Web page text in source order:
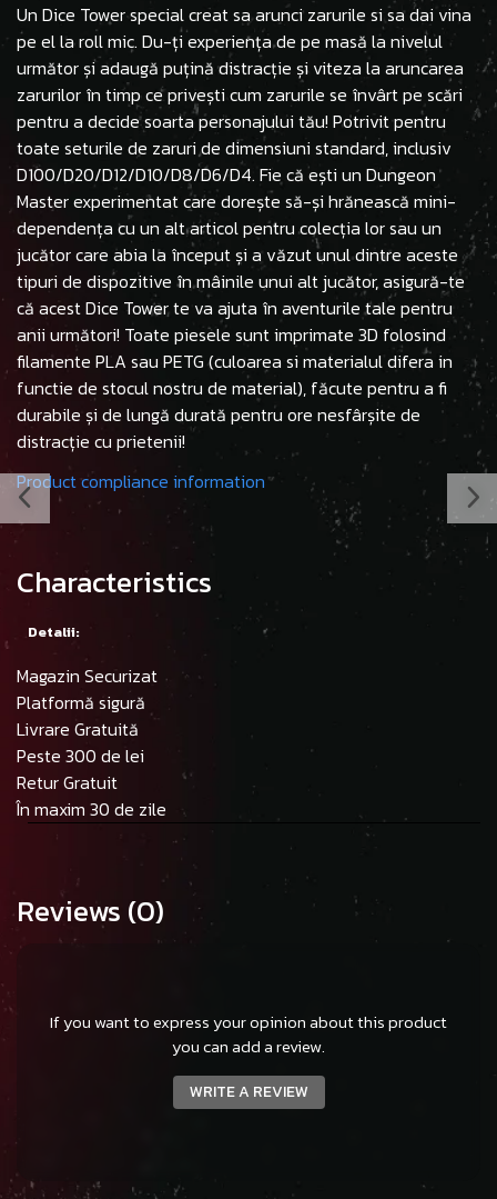
Un Dice Tower special creat sa arunci zarurile si sa dai vina
pe el la roll mic. Du-ți experiența de pe masă la nivelul
următor și adaugă puțină distracție și viteza la aruncarea
zarurilor în timp ce privești cum zarurile se învârt pe scări
pentru a decide soarta personajului tău! Potrivit pentru
toate seturile de zaruri de dimensiuni standard, inclusiv
D100/D20/D12/D10/D8/D6/D4. Fie că ești un Dungeon
Master experimentat care dorește să-și hrănească mini-
dependența cu un alt articol pentru colecția lor sau un
jucător care abia la început și a văzut unul dintre aceste
tipuri de dispozitive în mâinile unui alt jucător, asigură-te
că acest Dice Tower te va ajuta în aventurile tale pentru
anii următori! Toate piesele sunt imprimate 3D folosind
filamente PLA sau PETG (culoarea si materialul difera in
functie de stocul nostru de material), făcute pentru a fi
durabile și de lungă durată pentru ore nesfârșite de
distracție cu prietenii!
Product compliance information
Characteristics
Detalii:
Magazin Securizat
Platformă sigură
Livrare Gratuită
Peste 300 de lei
Retur Gratuit
În maxim 30 de zile
Reviews (0)
If you want to express your opinion about this product
you can add a review.
WRITE A REVIEW